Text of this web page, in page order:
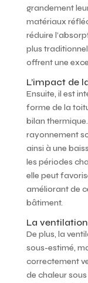
grandement
matériaux
réduire
plus
offrent une
L’impact de
Ensuite, il est
forme de la
bilan
rayonnement
ainsi à une
les périodes
elle peut
améliorant de
bâtiment.
La
De plus, la
sous-estimé,
correctement
de chaleur